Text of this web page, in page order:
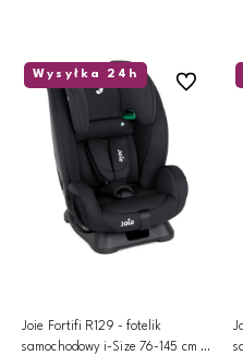
Wysyłka 24h
Joie Fortifi R129 - fotelik
samochodowy i-Size 76-145 cm |
Do